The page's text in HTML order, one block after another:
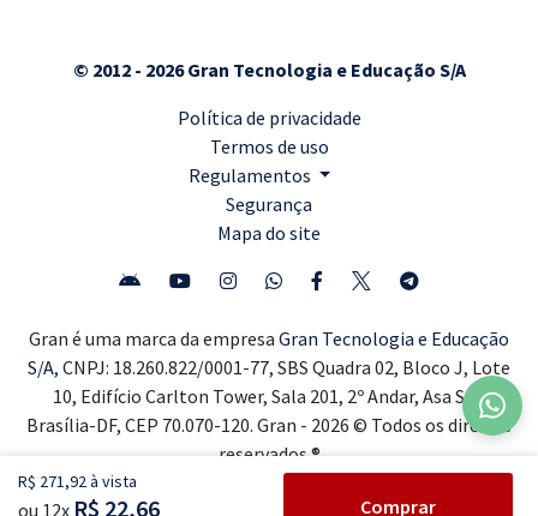
R$ 271,92 à vista
ou 12x R$ 22,66 Comprar
© 2012 - 2026 Gran Tecnologia e Educação S/A
Política de privacidade
Termos de uso
Regulamentos
Segurança
Mapa do site
Gran é uma marca da empresa Gran Tecnologia e Educação
S/A, CNPJ: 18.260.822/0001-77, SBS Quadra 02, Bloco J, Lote
10, Edifício Carlton Tower, Sala 201, 2º Andar, Asa Sul,
Brasília-DF, CEP 70.070-120. Gran - 2026 © Todos os direitos
reservados ®